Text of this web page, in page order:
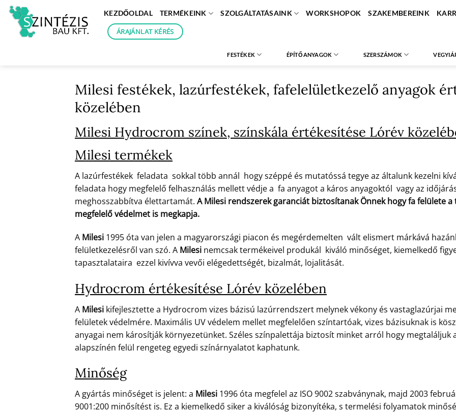
Skip
content
KEZDŐOLDAL TERMÉKEINK SZOLGÁLTATÁSAINK WORKSHOPOK SZAKEMBEREINK
ÁRAJÁNLAT KÉRÉS
FESTÉKEK ÉPÍTŐANYAGOK SZERSZÁMOK
Milesi festékek, lazúrfestékek, fafelelületkezelő anyagok
közelében
Milesi Hydrocrom színek, színskála értékesítése Lórév
Milesi termékek
A lazúrfestékek feladata sokkal több annál hogy széppé és mutatóssá tegye az általunk kezelni
feladata hogy megfelelő felhasználás mellett védje a fa anyagot a káros anyagoktól vagy az
meghosszabbítva élettartamát. A Milesi rendszerek garanciát biztosítanak Önnek hogy fa felülete
megfelelő védelmet is megkapja.
A Milesi 1995 óta van jelen a magyarországi piacon és megérdemelten vált elismert márkává
felületkezelésről van szó. A Milesi nemcsak termékeivel produkál kiváló minőséget, kiemelkedő
tapasztalataira ezzel kivívva vevői elégedettségét, bizalmát, lojalitását.
Hydrocrom értékesítése Lórév közelében
A Milesi kifejlesztette a Hydrocrom vizes bázisú lazúrrendszert melynek vékony és vastaglazúrjai
felületek védelmére. Maximális UV védelem mellet megfelelően színtartóak, vizes bázisuknak is
anyagai nem károsítják környezetünket. Széles színpalettája biztosít minket arról hogy megtaláljuk
alapszínén felül rengeteg egyedi színárnyalatot kaphatunk.
Minőség
A gyártás minőséget is jelent: a Milesi 1996 óta megfelel az ISO 9002 szabványnak, majd 2003
9001:200 minősítést is. Ez a kiemelkedő siker a kiválóság bizonyítéka, s termelési folyamatok